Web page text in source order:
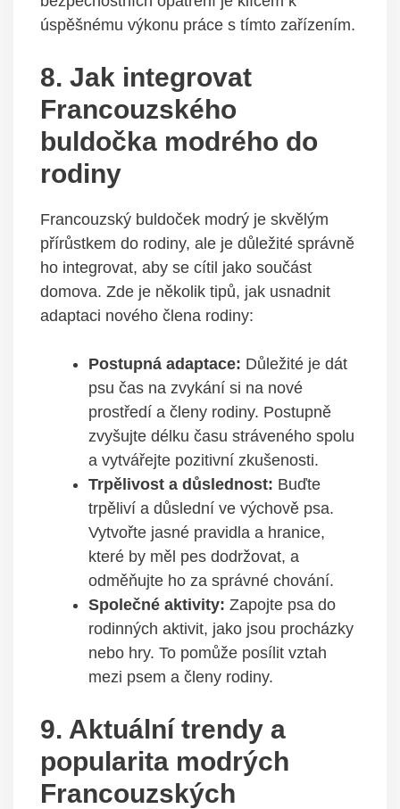
úspěšnému výkonu práce s tímto zařízením.
8. Jak integrovat
Francouzského
buldočka modrého do
rodiny
Francouzský buldoček modrý je skvělým
přírůstkem do rodiny, ale je důležité správně
ho integrovat, aby se cítil jako součást
domova. Zde je několik tipů, jak usnadnit
adaptaci nového člena rodiny:
Postupná adaptace: Důležité je dát
psu čas na zvykání si na nové
prostředí a členy rodiny. Postupně
zvyšujte délku času stráveného spolu
a vytvářejte pozitivní zkušenosti.
Trpělivost a důslednost: Buďte
trpěliví a důslední ve výchově psa.
Vytvořte jasné pravidla a hranice,
které by měl pes dodržovat, a
odměňujte ho za správné chování.
Společné aktivity: Zapojte psa do
rodinných aktivit, jako jsou procházky
nebo hry. To pomůže posílit vztah
mezi psem a členy rodiny.
9. Aktuální trendy a
popularita modrých
Francouzských